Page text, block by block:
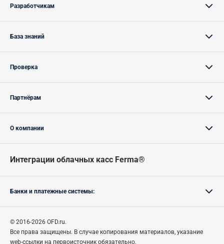
Разработчикам
База знаний
Проверка
Партнёрам
О компании
Интеграции облачных касс Ferma®
Банки и платежные системы:
© 2016-2026 OFD.ru.
Все права защищены. В случае копирования материалов, указание
web-ссылки на первоисточник обязательно.